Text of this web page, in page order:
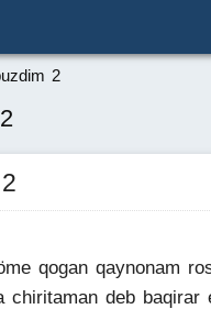
2
qogan qaynonam
chiritaman deb baqirar